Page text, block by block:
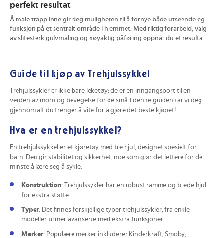
perfekt resultat
Å male trapp inne gir deg muligheten til å fornye både utseende og
funksjon på et sentralt område i hjemmet. Med riktig forarbeid, valg
av slitesterk gulvmaling og nøyaktig påføring oppnår du et resultat
Guide til kjøp av Trehjulssykkel
Trehjulssykler er ikke bare leketøy; de er en inngangsport til en
verden av moro og bevegelse for de små. I denne guiden tar vi deg
gjennom alt du trenger å vite for å gjøre det beste kjøpet!
Hva er en trehjulssykkel?
En trehjulssykkel er et kjøretøy med tre hjul, designet spesielt for
barn. Den gir stabilitet og sikkerhet, noe som gjør det lettere for de
minste å lære seg å sykle.
Konstruktion: Trehjulssykler har en robust ramme og brede hjul
for ekstra støtte.
Typer: Det finnes forskjellige typer trehjulssykler, fra enkle
modeller til mer avanserte med ekstra funksjoner.
Merker: Populære merker inkluderer Kinderkraft, Smoby,